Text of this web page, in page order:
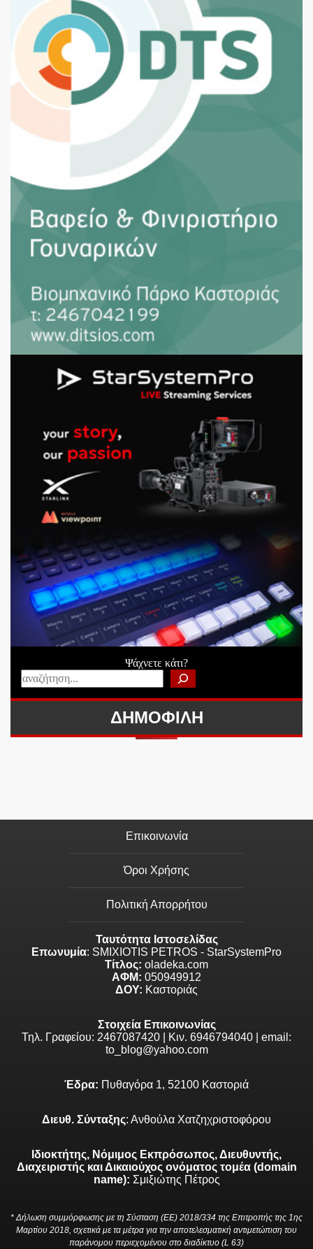
Ψάχνετε κάτι?
ΔΗΜΟΦΙΛΗ
Επικοινωνία
Όροι Χρήσης
Πολιτική Απορρήτου
Ταυτότητα Ιστοσελίδας
Επωνυμία: SMIXIOTIS PETROS - StarSystemPro
Τίτλος: oladeka.com
ΑΦΜ: 050949912
ΔΟΥ: Καστοριάς
Στοιχεία Επικοινωνίας
Τηλ. Γραφείου: 2467087420 | Κιν. 6946794040 | email:
to_blog@yahoo.com
Έδρα: Πυθαγόρα 1, 52100 Καστοριά
Διευθ. Σύνταξης: Ανθούλα Χατζηχριστοφόρου
Ιδιοκτήτης, Νόμιμος Εκπρόσωπος, Διευθυντής,
Διαχειριστής και Δικαιούχος ονόματος τομέα (domain
name): Σμιξιώτης Πέτρος
* Δήλωση συμμόρφωσης με τη Σύσταση (ΕΕ) 2018/334 της Επιτροπής της 1ης
Μαρτίου 2018, σχετικά με τα μέτρα για την αποτελεσματική αντιμετώπιση του
παράνομου περιεχομένου στο διαδίκτυο (L 63)